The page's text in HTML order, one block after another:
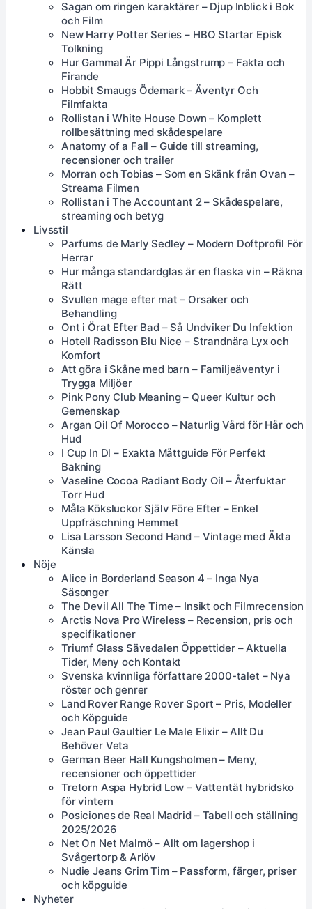
Sagan om ringen karaktärer – Djup Inblick i Bok
och Film
New Harry Potter Series – HBO Startar Episk
Tolkning
Hur Gammal Är Pippi Långstrump – Fakta och
Firande
Hobbit Smaugs Ödemark – Äventyr Och
Filmfakta
Rollistan i White House Down – Komplett
rollbesättning med skådespelare
Anatomy of a Fall – Guide till streaming,
recensioner och trailer
Morran och Tobias – Som en Skänk från Ovan –
Streama Filmen
Rollistan i The Accountant 2 – Skådespelare,
streaming och betyg
Livsstil
Parfums de Marly Sedley – Modern Doftprofil För
Herrar
Hur många standardglas är en flaska vin – Räkna
Rätt
Svullen mage efter mat – Orsaker och
Behandling
Ont i Örat Efter Bad – Så Undviker Du Infektion
Hotell Radisson Blu Nice – Strandnära Lyx och
Komfort
Att göra i Skåne med barn – Familjeäventyr i
Trygga Miljöer
Pink Pony Club Meaning – Queer Kultur och
Gemenskap
Argan Oil Of Morocco – Naturlig Vård för Hår och
Hud
I Cup In Dl – Exakta Måttguide För Perfekt
Bakning
Vaseline Cocoa Radiant Body Oil – Återfuktar
Torr Hud
Måla Köksluckor Själv Före Efter – Enkel
Uppfräschning Hemmet
Lisa Larsson Second Hand – Vintage med Äkta
Känsla
Nöje
Alice in Borderland Season 4 – Inga Nya
Säsonger
The Devil All The Time – Insikt och Filmrecension
Arctis Nova Pro Wireless – Recension, pris och
specifikationer
Triumf Glass Sävedalen Öppettider – Aktuella
Tider, Meny och Kontakt
Svenska kvinnliga författare 2000-talet – Nya
röster och genrer
Land Rover Range Rover Sport – Pris, Modeller
och Köpguide
Jean Paul Gaultier Le Male Elixir – Allt Du
Behöver Veta
German Beer Hall Kungsholmen – Meny,
recensioner och öppettider
Tretorn Aspa Hybrid Low – Vattentät hybridsko
för vintern
Posiciones de Real Madrid – Tabell och ställning
2025/2026
Net On Net Malmö – Allt om lagershop i
Svågertorp & Arlöv
Nudie Jeans Grim Tim – Passform, färger, priser
och köpguide
Nyheter